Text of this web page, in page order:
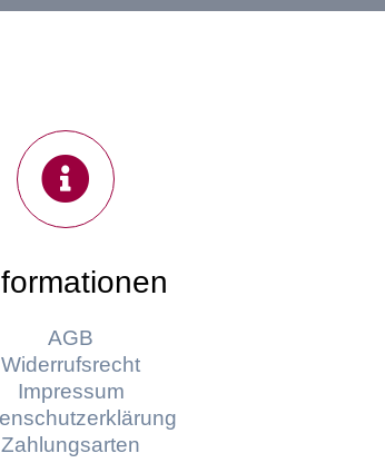
AGB
Widerrufsrecht
Impressum
Zahlungsarten